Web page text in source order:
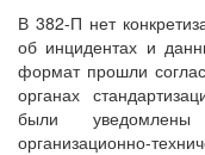
В 382-П нет
об инцидентах и
формат прошли
органах
были
организационно-